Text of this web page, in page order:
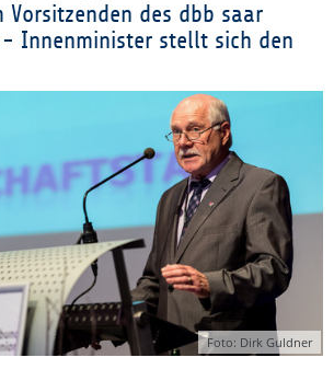
Vorsitzenden des dbb saar
Innenminister stellt sich den
Foto: Dirk Guldner